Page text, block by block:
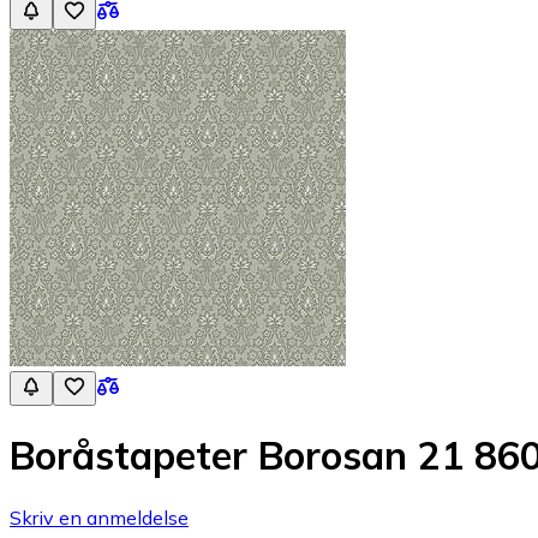
Boråstapeter Borosan 21
Skriv en anmeldelse